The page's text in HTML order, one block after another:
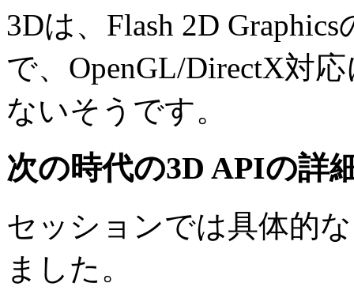
3Dは、Flash 2D
で、OpenGL/DirectX対
ないそうです。
次の時代の3D APIの詳
セッションでは具体的
ました。